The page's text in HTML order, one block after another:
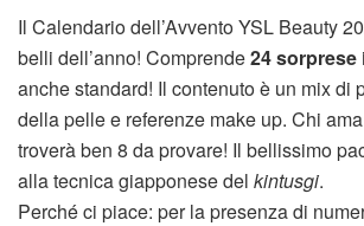
Il Calendario dell’Avvento YSL Beauty
belli dell’anno! Comprende24 sorprese
anche standard! Il contenuto è un mix di
della pelle e referenze make up. Chi
troverà ben 8 da provare! Il bellissimo
alla tecnica giapponese del kintusgi.
Perché ci piace: per la presenza di